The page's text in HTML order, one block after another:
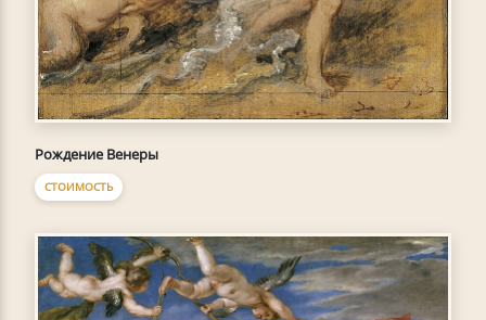
Рождение Венеры
СТОИМОСТЬ